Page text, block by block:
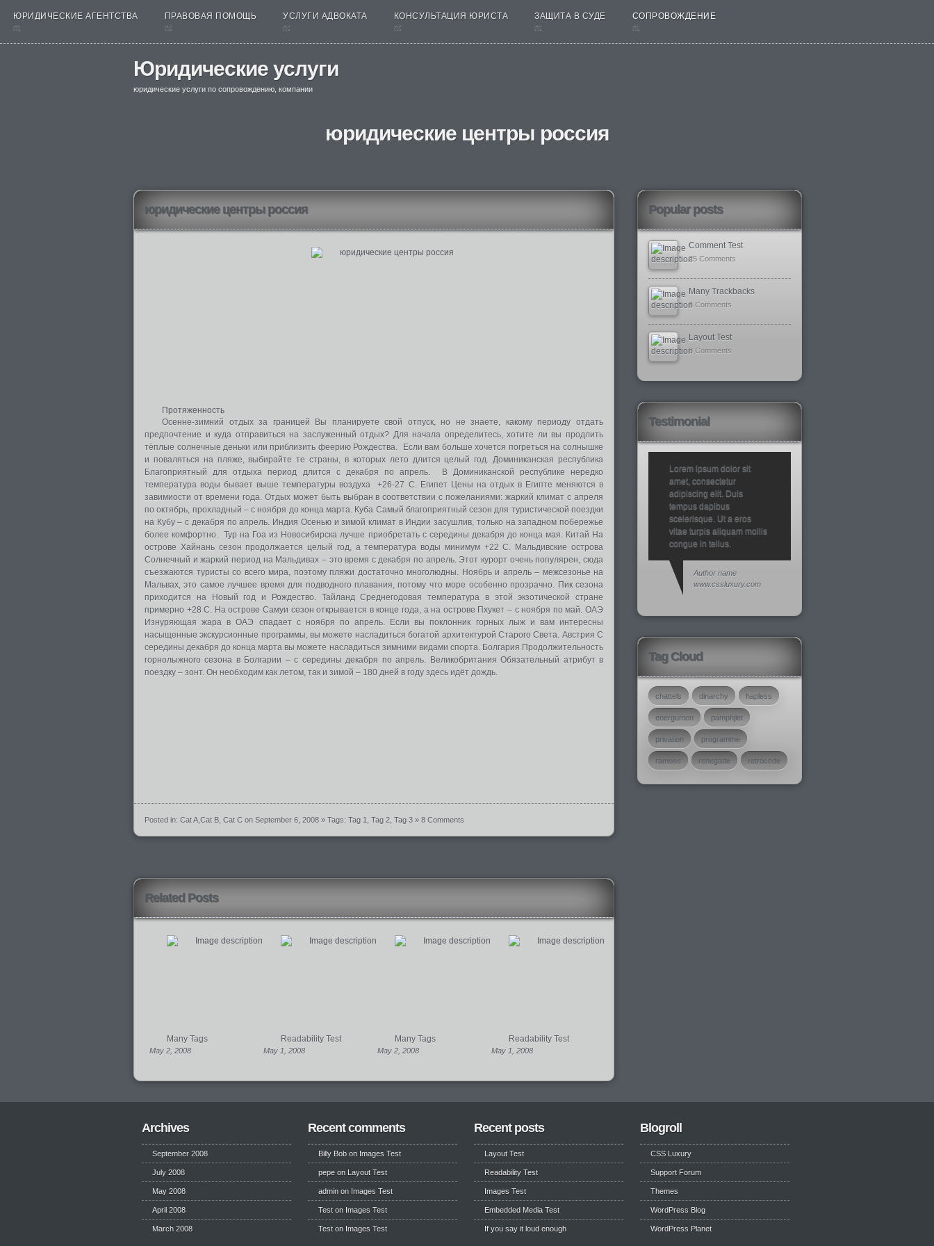
ЮРИДИЧЕСКИЕ АГЕНТСТВА
nt
ПРАВОВАЯ ПОМОЩЬ
nt
УСЛУГИ АДВОКАТА
nt
КОНСУЛЬТАЦИЯ ЮРИСТА
nt
ЗАЩИТА В СУДЕ
nt
СОПРОВОЖДЕНИЕ
nt
Юридические услуги
юридические услуги по сопровождению, компании
юридические центры россия
юридические центры россия
Протяженность
Осенне-зимний отдых за границей Вы планируете свой отпуск, но не знаете, какому периоду отдать
предпочтение и куда отправиться на заслуженный отдых? Для начала определитесь, хотите ли вы продлить
тёплые солнечные деньки или приблизить феерию Рождества. Если вам больше хочется погреться на солнышке
и поваляться на пляже, выбирайте те страны, в которых лето длится целый год. Доминиканская республика
Благоприятный для отдыха период длится с декабря по апрель. В Доминиканской республике нередко
температура воды бывает выше температуры воздуха ­ +26-27 С. Египет Цены на отдых в Египте меняются в
завимиости от времени года. Отдых может быть выбран в соответствии с пожеланиями: жаркий климат с апреля
по октябрь, прохладный – с ноября до конца марта. Куба Самый благоприятный сезон для туристической поездки
на Кубу – с декабря по апрель. Индия Осенью и зимой климат в Индии засушлив, только на западном побережье
более комфортно. Тур на Гоа из Новосибирска лучше приобретать с середины декабря до конца мая. Китай На
острове Хайнань сезон продолжается целый год, а температура воды минимум +22 С. Мальдивские острова
Солнечный и жаркий период на Мальдивах – это время с декабря по апрель. Этот курорт очень популярен, сюда
съезжаются туристы со всего мира, поэтому пляжи достаточно многолюдны. Ноябрь и апрель – межсезонье на
Мальвах, это самое лучшее время для подводного плавания, потому что море особенно прозрачно. Пик сезона
приходится на Новый год и Рождество. Тайланд Среднегодовая температура в этой экзотической стране
примерно +28 С. На острове Самуи сезон открывается в конце года, а на острове Пхукет – с ноября по май. ОАЭ
Изнуряющая жара в ОАЭ спадает с ноября по апрель. Если вы поклонник горных лыж и вам интересны
насыщенные экскурсионные программы, вы можете насладиться богатой архитектурой Старого Света. Австрия С
середины декабря до конца марта вы можете насладиться зимними видами спорта. Болгария Продолжительность
горнолыжного сезона в Болгарии – с середины декабря по апрель. Великобритания Обязательный атрибут в
поездку – зонт. Он необходим как летом, так и зимой – 180 дней в году здесь идёт дождь.
Posted in: Cat A Cat B Cat C on September 6, 2008 » Tags: Tag 1 Tag 2 Tag 3 » 8 Comments
Related Posts
Many Tags
May 2, 2008
Readability Test
May 1, 2008
Many Tags
May 2, 2008
Readability Test
May 1, 2008
Popular posts
Comment Test
25 Comments
Many Trackbacks
8 Comments
Layout Test
8 Comments
Testimonial
Lorem ipsum dolor sit
amet, consectetur
adipiscing elit. Duis
tempus dapibus
scelerisque. Ut a eros
vitae turpis aliquam mollis
congue in tellus.
Author name
www.cssluxury.com
Tag Cloud
chattels dinarchy hapless
energumen pamphjlet
privation programme
ramose renegade retrocede
Archives
September 2008
July 2008
May 2008
April 2008
March 2008
Recent comments
Billy Bob on Images Test
pepe on Layout Test
admin on Images Test
Test on Images Test
Test on Images Test
Recent posts
Layout Test
Readability Test
Images Test
Embedded Media Test
If you say it loud enough
Blogroll
CSS Luxury
Support Forum
Themes
WordPress Blog
WordPress Planet